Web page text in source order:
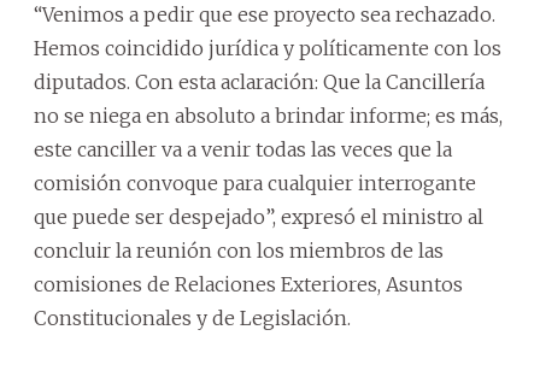
“Venimos a pedir que ese proyecto sea rechazado.
Hemos coincidido jurídica y políticamente con los
diputados. Con esta aclaración: Que la Cancillería
no se niega en absoluto a brindar informe; es más,
este canciller va a venir todas las veces que la
comisión convoque para cualquier interrogante
que puede ser despejado”, expresó el ministro al
concluir la reunión con los miembros de las
comisiones de Relaciones Exteriores, Asuntos
Constitucionales y de Legislación.